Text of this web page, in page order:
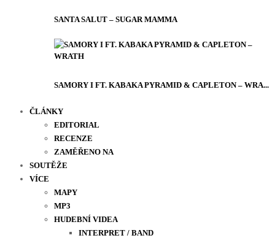
SANTA SALUT – SUGAR MAMMA
SAMORY I FT. KABAKA PYRAMID & CAPLETON – WRA...
ČLÁNKY
EDITORIAL
RECENZE
ZAMĚŘENO NA
SOUTĚŽE
VÍCE
MAPY
MP3
HUDEBNÍ VIDEA
INTERPRET / BAND